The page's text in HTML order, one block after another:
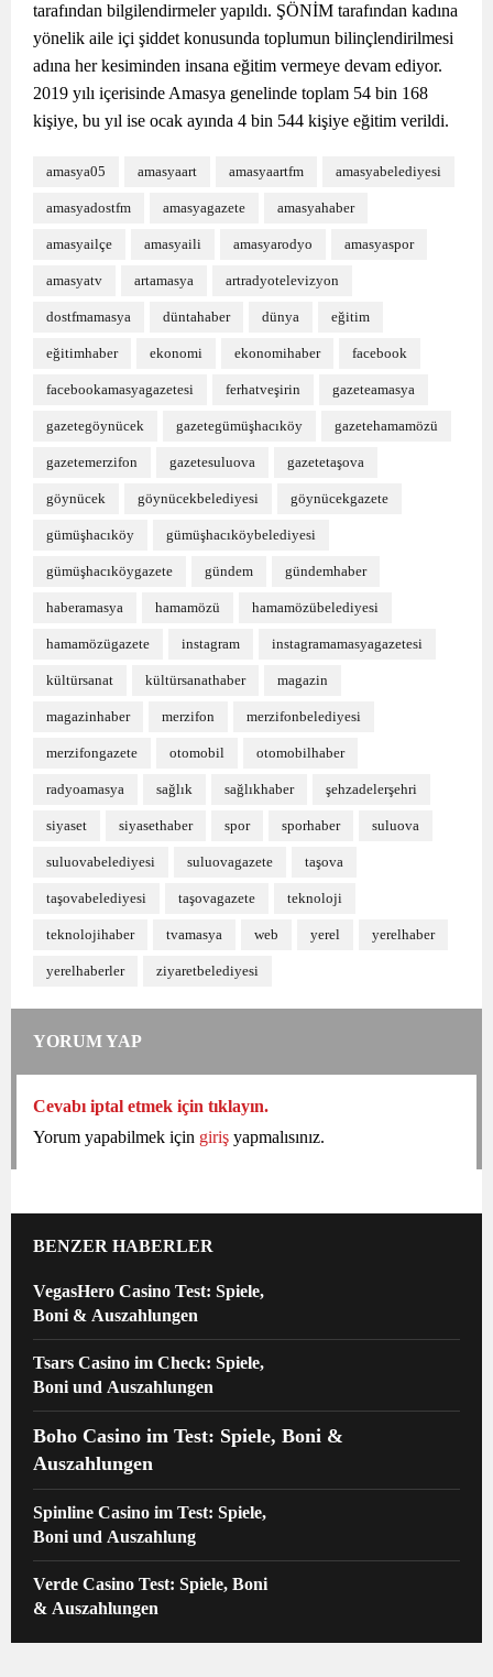
tarafından bilgilendirmeler yapıldı. ŞÖNİM tarafından kadına
yönelik aile içi şiddet konusunda toplumun bilinçlendirilmesi
adına her kesiminden insana eğitim vermeye devam ediyor.
2019 yılı içerisinde Amasya genelinde toplam 54 bin 168
kişiye, bu yıl ise ocak ayında 4 bin 544 kişiye eğitim verildi.
amasya05 amasyaart amasyaartfm amasyabelediyesi
amasyadostfm amasyagazete amasyahaber
amasyailçe amasyaili amasyarodyo amasyaspor
amasyatv artamasya artradyotelevizyon
dostfmamasya düntahaber dünya eğitim
eğitimhaber ekonomi ekonomihaber facebook
facebookamasyagazetesi ferhatveşirin gazeteamasya
gazetegöynücek gazetegümüşhacıköy gazetehamamözü
gazetemerzifon gazetesuluova gazetetaşova
göynücek göynücekbelediyesi göynücekgazete
gümüşhacıköy gümüşhacıköybelediyesi
gümüşhacıköygazete gündem gündemhaber
haberamasya hamamözü hamamözübelediyesi
hamamözügazete instagram instagramamasyagazetesi
kültürsanat kültürsanathaber magazin
magazinhaber merzifon merzifonbelediyesi
merzifongazete otomobil otomobilhaber
radyoamasya sağlık sağlıkhaber şehzadelerşehri
siyaset siyasethaber spor sporhaber suluova
suluovabelediyesi suluovagazete taşova
taşovabelediyesi taşovagazete teknoloji
teknolojihaber tvamasya web yerel yerelhaber
yerelhaberler ziyaretbelediyesi
YORUM YAP
Cevabı iptal etmek için tıklayın.
Yorum yapabilmek için giriş yapmalısınız.
BENZER HABERLER
VegasHero Casino Test: Spiele,
Boni & Auszahlungen
Tsars Casino im Check: Spiele,
Boni und Auszahlungen
Boho Casino im Test: Spiele, Boni &
Auszahlungen
Spinline Casino im Test: Spiele,
Boni und Auszahlung
Verde Casino Test: Spiele, Boni
& Auszahlungen